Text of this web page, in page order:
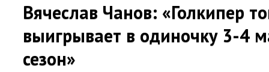
Вячеслав Чанов: «Голкипер
выигрывает в одиночку 3-4
сезон»